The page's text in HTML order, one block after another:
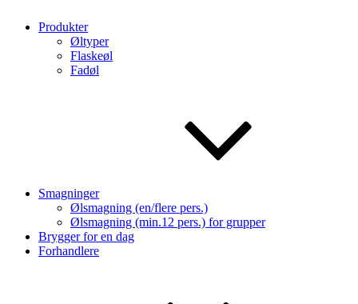
Produkter
Øltyper
Flaskeøl
Fadøl
Smagninger
Ølsmagning (en/flere pers.)
Ølsmagning (min.12 pers.) for grupper
Brygger for en dag
Forhandlere